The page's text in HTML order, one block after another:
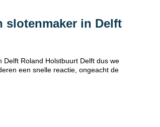
slotenmaker in Delft
Roland Holstbuurt Delft dus we
een snelle reactie, ongeacht de